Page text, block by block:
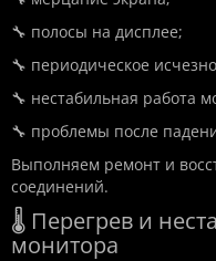
🔧 полосы на дисплее;
🔧 периодическое
🔧 нестабильная работа
🔧 проблемы после
Выполняем ремонт и
соединений.
🌡️ Перегрев и
монитора